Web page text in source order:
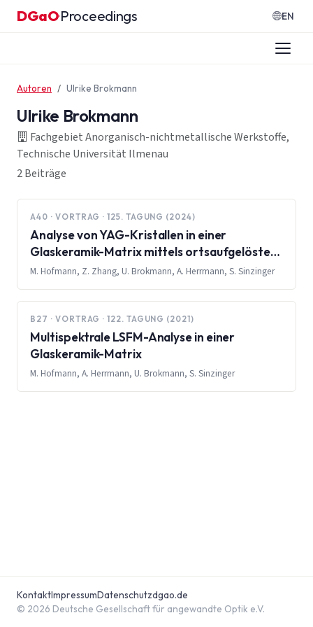
Zum Inhalt springen
DGaO·Proceedings EN
Autoren Ulrike Brokmann
Ulrike Brokmann
Fachgebiet Anorganisch-nichtmetallische Werkstoffe,
Technische Universität Ilmenau
2 Beiträge
A40 · VORTRAG · 125. TAGUNG (2024)
Analyse von YAG-Kristallen in einer
Glaskeramik-Matrix mittels ortsaufgelöster
Fluoreszenzlebenszeitmessung
M. Hofmann, Z. Zhang, U. Brokmann, A. Herrmann, S. Sinzinger
B27 · VORTRAG · 122. TAGUNG (2021)
Multispektrale LSFM-Analyse in einer
Glaskeramik-Matrix
M. Hofmann, A. Herrmann, U. Brokmann, S. Sinzinger
© 2026 Deutsche Gesellschaft für angewandte Optik e.V.
KontaktImpressumDatenschutzdgao.de